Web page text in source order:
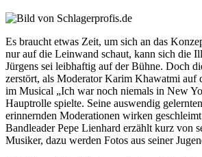
Es braucht etwas Zeit, um sich an das
nur auf die Leinwand schaut, kann sich die
Jürgens sei leibhaftig auf der Bühne. Doch
zerstört, als Moderator Karim Khawatmi auf
im Musical „Ich war noch niemals in New
Hauptrolle spielte. Seine auswendig
erinnernden Moderationen wirken
Bandleader Pepe Lienhard erzählt kurz von
Musiker, dazu werden Fotos aus seiner